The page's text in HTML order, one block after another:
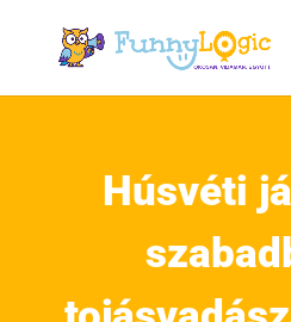
Húsvéti